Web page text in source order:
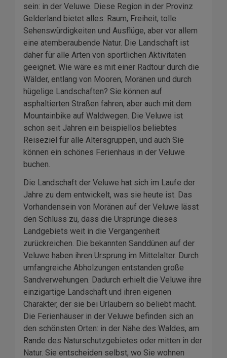
sein: in der Veluwe. Diese Region in der Provinz
Gelderland bietet alles: Raum, Freiheit, tolle
Sehenswürdigkeiten und Ausflüge, aber vor allem
eine atemberaubende Natur. Die Landschaft ist
daher für alle Arten von sportlichen Aktivitäten
geeignet. Wie wäre es mit einer Radtour durch die
Wälder, entlang von Mooren, Moränen und durch
hügelige Landschaften? Sie können auf
asphaltierten Straßen fahren, aber auch mit dem
Mountainbike auf Waldwegen. Die Veluwe ist
schon seit Jahren ein beispiellos beliebtes
Reiseziel für alle Altersgruppen, und auch Sie
können ein schönes Ferienhaus in der Veluwe
buchen.
Die Landschaft der Veluwe hat sich im Laufe der
Jahre zu dem entwickelt, was sie heute ist. Das
Vorhandensein von Moränen auf der Veluwe lässt
den Schluss zu, dass die Ursprünge dieses
Landgebiets weit in die Vergangenheit
zurückreichen. Die bekannten Sanddünen auf der
Veluwe haben ihren Ursprung im Mittelalter. Durch
umfangreiche Abholzungen entstanden große
Sandverwehungen. Dadurch erhielt die Veluwe ihre
einzigartige Landschaft und ihren eigenen
Charakter, der sie bei Urlaubern so beliebt macht.
Die Ferienhäuser in der Veluwe befinden sich an
den schönsten Orten: in der Nähe des Waldes, am
Rande des Naturschutzgebietes oder mitten in der
Natur. Sie entscheiden selbst, wo Sie wohnen